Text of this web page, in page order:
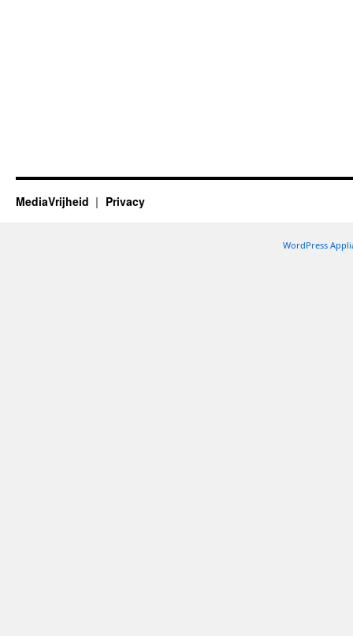
MediaVrijheid Privacy
WordPress